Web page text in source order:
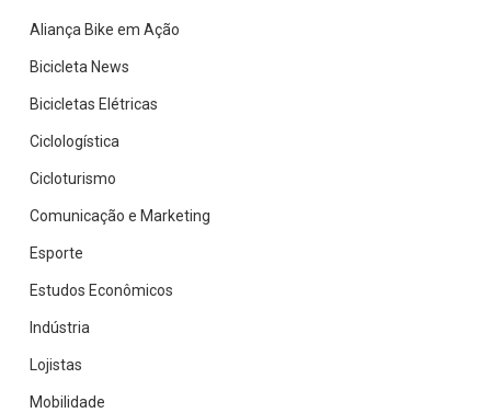
Aliança Bike em Ação
Bicicleta News
Bicicletas Elétricas
Ciclologística
Cicloturismo
Comunicação e Marketing
Esporte
Estudos Econômicos
Indústria
Lojistas
Mobilidade